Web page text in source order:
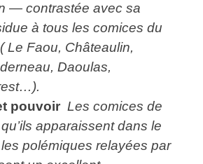
— contrastée avec sa
à tous les comices du
Le Faou, Châteaulin,
Daoulas,
pouvoir Les comices de
apparaissent dans le
polémiques relayées par